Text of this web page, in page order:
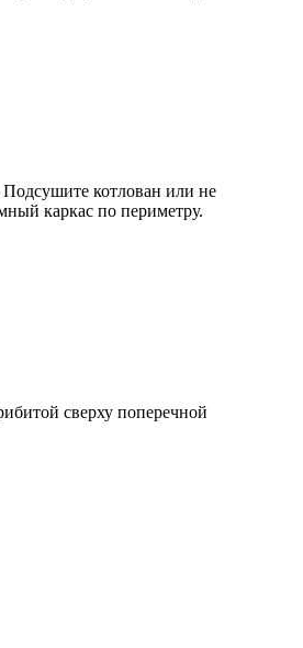
котлован или не
каркас по периметру.
сверху поперечной